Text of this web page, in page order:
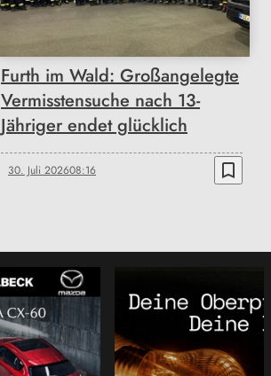
Furth im Wald: Großangelegte
Vermisstensuche nach 13-
Jähriger endet glücklich
30. Juli 202608:16 bookmark_border